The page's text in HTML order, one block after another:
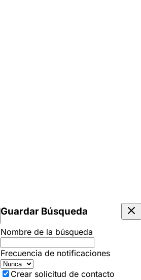
Guardar Búsqueda
Nombre de la búsqueda
Frecuencia de notificaciones
Crear solicitud de contacto